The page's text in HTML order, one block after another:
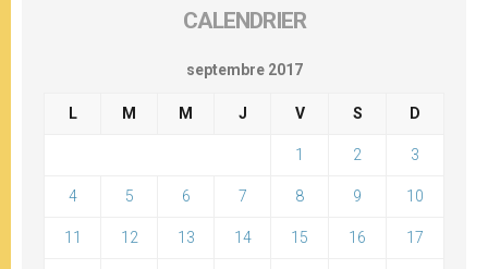
CALENDRIER
septembre 2017
L M M J V S D
1 2 3
4 5 6 7 8 9 10
11 12 13 14 15 16 17